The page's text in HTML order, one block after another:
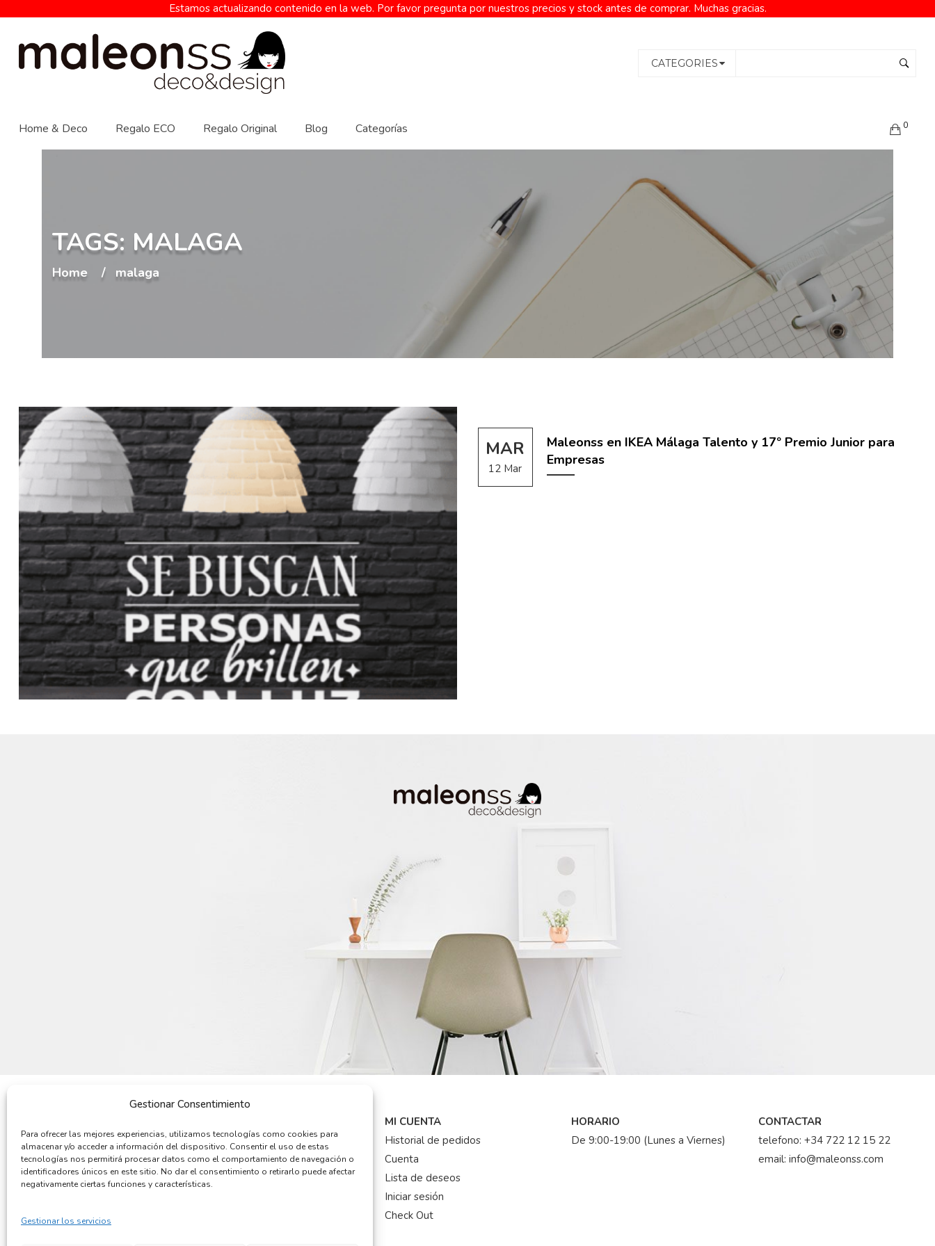
Gestionar Consentimiento
Para ofrecer las mejores experiencias, utilizamos tecnologías como cookies para
almacenar y/o acceder a información del dispositivo. Consentir el uso de estas
tecnologías nos permitirá procesar datos como el comportamiento de navegación o
identificadores únicos en este sitio. No dar el consentimiento o retirarlo puede afectar
negativamente ciertas funciones y características.
Gestionar los servicios
Estamos actualizando contenido en la web. Por favor pregunta por nuestros precios y stock antes de comprar. Muchas gracias.
CATEGORIES
Home & Deco Regalo ECO Regalo Original Blog Categorías 0
TAGS: MALAGA
Home malaga
MAR
12 Mar
Maleonss en IKEA Málaga Talento y 17º Premio Junior para
Empresas
Cómo comprar
Formas de pago
Gastos de envío
Preguntas frecuentes
Quiénes somos
Condiciones de compra
Aviso legal
MI CUENTA
Historial de pedidos
Cuenta
Lista de deseos
Iniciar sesión
Check Out
HORARIO
De 9:00-19:00 (Lunes a Viernes)
CONTACTAR
telefono:+34 722 12 15 22
email:info@maleonss.com